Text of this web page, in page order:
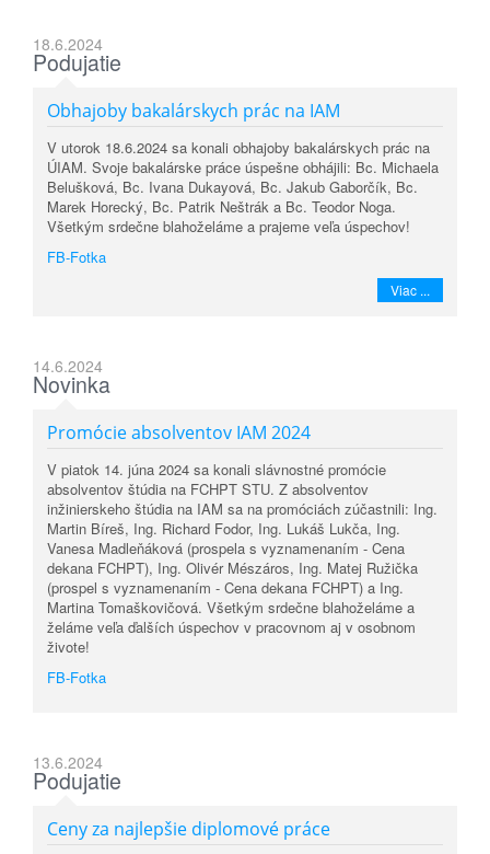
18.6.2024
Podujatie
Obhajoby bakalárskych prác na IAM
V utorok 18.6.2024 sa konali obhajoby bakalárskych prác na
ÚIAM. Svoje bakalárske práce úspešne obhájili: Bc. Michaela
Belušková, Bc. Ivana Dukayová, Bc. Jakub Gaborčík, Bc.
Marek Horecký, Bc. Patrik Neštrák a Bc. Teodor Noga.
Všetkým srdečne blahoželáme a prajeme veľa úspechov!
FB-Fotka
Viac ...
14.6.2024
Novinka
Promócie absolventov IAM 2024
V piatok 14. júna 2024 sa konali slávnostné promócie
absolventov štúdia na FCHPT STU. Z absolventov
inžinierskeho štúdia na IAM sa na promóciách zúčastnili: Ing.
Martin Bíreš, Ing. Richard Fodor, Ing. Lukáš Lukča, Ing.
Vanesa Madleňáková (prospela s vyznamenaním - Cena
dekana FCHPT), Ing. Olivér Mészáros, Ing. Matej Ružička
(prospel s vyznamenaním - Cena dekana FCHPT) a Ing.
Martina Tomaškovičová. Všetkým srdečne blahoželáme a
želáme veľa ďalších úspechov v pracovnom aj v osobnom
živote!
FB-Fotka
13.6.2024
Podujatie
Ceny za najlepšie diplomové práce